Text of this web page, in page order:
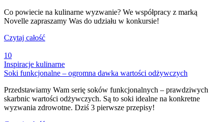
Co powiecie na kulinarne wyzwanie? We współpracy z marką
Novelle zapraszamy Was do udziału w konkursie!
Czytaj całość
10
Inspiracje kulinarne
Soki funkcjonalne – ogromna dawka wartości odżywczych
Przedstawiamy Wam serię soków funkcjonalnych – prawdziwych
skarbnic wartości odżywczych. Są to soki idealne na konkretne
wyzwania zdrowotne. Dziś 3 pierwsze przepisy!